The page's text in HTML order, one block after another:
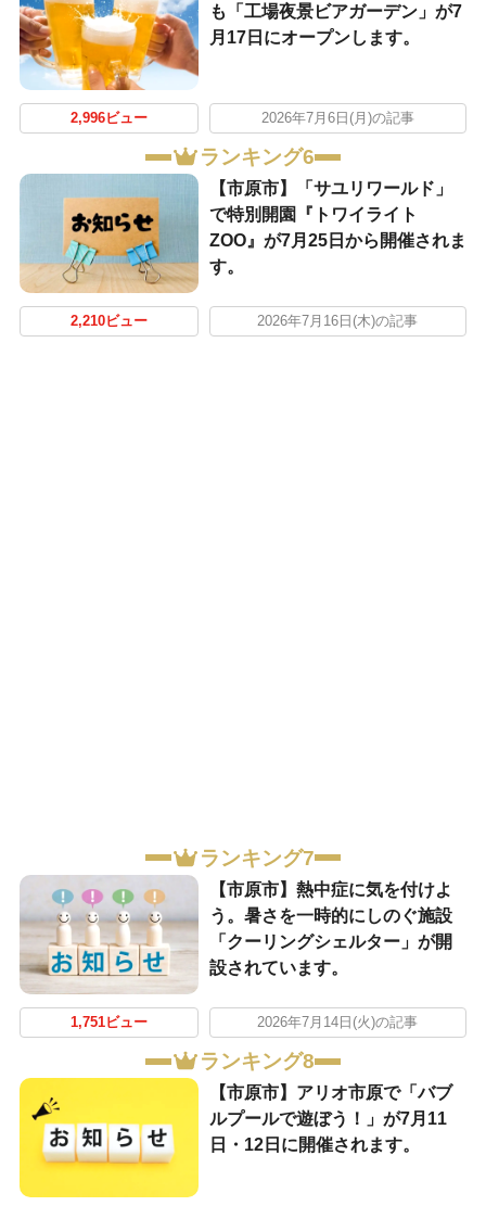
も「工場夜景ビアガーデン」が7
月17日にオープンします。
2,996ビュー 2026年7月6日(月)の記事
ランキング6
【市原市】「サユリワールド」
で特別開園『トワイライト
ZOO』が7月25日から開催されま
す。
2,210ビュー 2026年7月16日(木)の記事
ランキング7
【市原市】熱中症に気を付けよ
う。暑さを一時的にしのぐ施設
「クーリングシェルター」が開
設されています。
1,751ビュー 2026年7月14日(火)の記事
ランキング8
【市原市】アリオ市原で「バブ
ルプールで遊ぼう！」が7月11
日・12日に開催されます。